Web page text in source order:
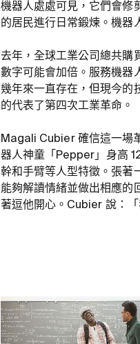
機器人處處可見，它們會修
的居民進行日常鍛煉。機器
去年，全球工業公司總共購
數字可能會加倍。服務機
幾年來一直存在，但現今的
的代表了第四次工業革命。
Magali Cubier 確信這一場
器人神童「Pepper」身高
幹和手臂等人型特徵。張著
能夠解讀情緒並做出相應的
著逗他開心。Cubier 說：「